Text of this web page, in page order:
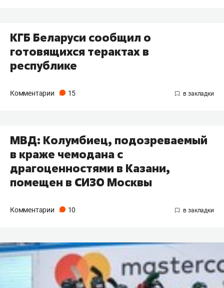
КГБ Беларуси сообщил о
готовящихся терактах в
республике
Комментарии 15
МВД: Колумбиец, подозреваемый
в краже чемодана с
драгоценностями в Казани,
помещен в СИЗО Москвы
Комментарии 10